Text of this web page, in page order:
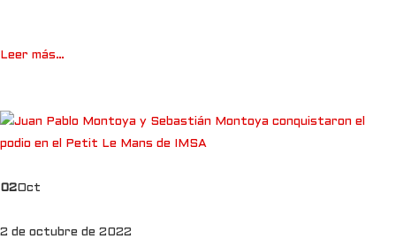
Leer más…
02Oct
2 de octubre de 2022